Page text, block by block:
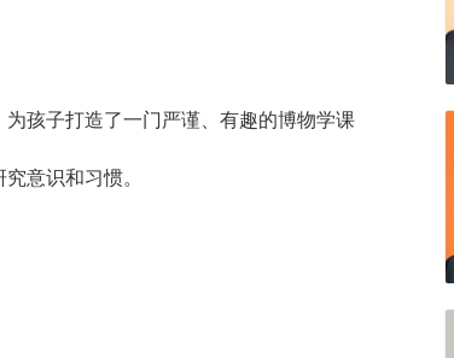
孩子打造了一门严谨、有趣的博物学课
意识和习惯。